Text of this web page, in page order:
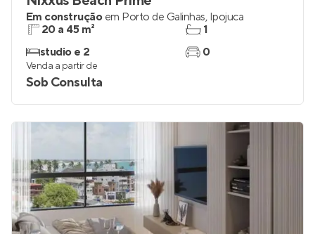
Em construção em Porto de Galinhas, Ipojuca
20 a 45 m²
studio e 2
1
0
Venda a partir de
Sob Consulta